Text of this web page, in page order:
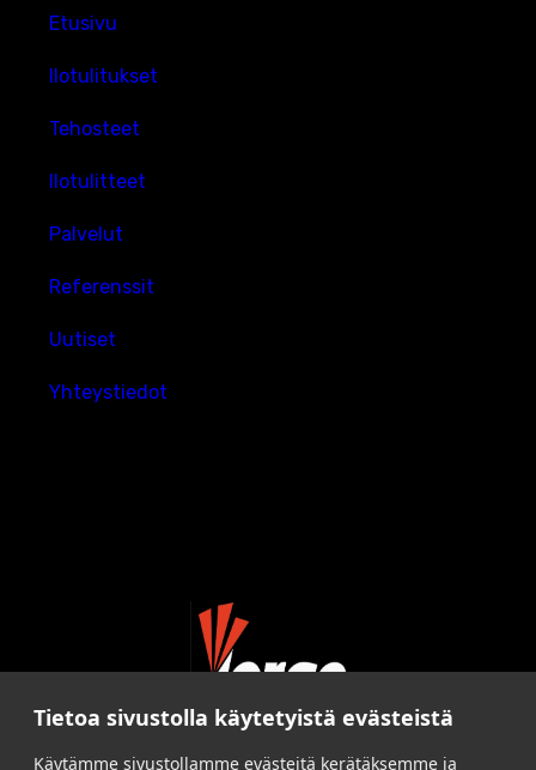
Etusivu
Ilotulitukset
Tehosteet
Ilotulitteet
Palvelut
Referenssit
Uutiset
Yhteystiedot
Tietoa sivustolla käytetyistä evästeistä
Käytämme sivustollamme evästeitä kerätäksemme ja